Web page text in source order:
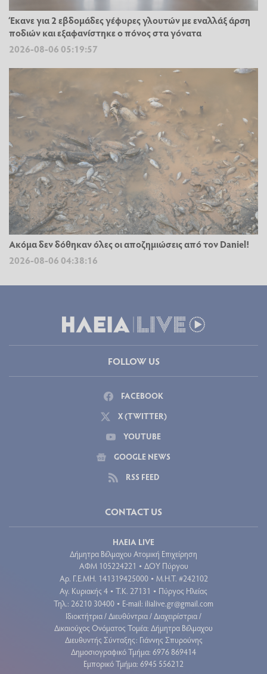
Έκανε για 2 εβδομάδες γέφυρες γλουτών με εναλλάξ άρση
ποδιών και εξαφανίστηκε ο πόνος στα γόνατα
2026-08-06 05:19:57
Ακόμα δεν δόθηκαν όλες οι αποζημιώσεις από τον Daniel!
2026-08-06 04:38:16
FOLLOW US
FACEBOOK
X (TWITTER)
YOUTUBE
GOOGLE NEWS
RSS FEED
CONTACT US
ΗΛΕΙΑ LIVE
Δήμητρα Βέλμαχου Ατομική Επιχείρηση
ΑΦΜ 105224221 • ΔΟΥ Πύργου
Aρ. Γ.Ε.ΜΗ. 141319425000 • Μ.Η.Τ. #242102
Αγ. Κυριακής 4 • Τ.Κ. 27131 • Πύργος Ηλείας
Τηλ.: 26210 30400 • E-mail: ilialive.gr@gmail.com
Ιδιοκτήτρια / Διευθύντρια / Διαχειρίστρια /
Δικαιούχος Ονόματος Τομέα: Δήμητρα Βέλμαχου
Διευθυντής Σύνταξης: Γιάννης Σπυρούνης
Δημοσιογραφικό Τμήμα: 6976 869414
Εμπορικό Τμήμα: 6945 556212